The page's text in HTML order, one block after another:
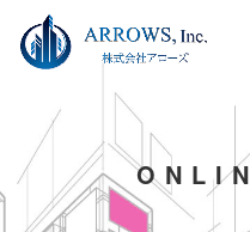
ON LIN